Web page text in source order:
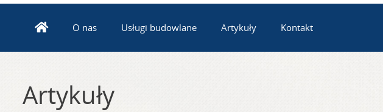
O nas Usługi budowlane Artykuły Kontakt
Artykuły